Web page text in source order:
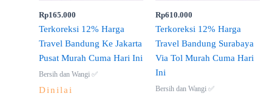
Rp165.000
Terkoreksi 12% Harga
Travel Bandung Ke Jakarta
Pusat Murah Cuma Hari Ini
Bersih dan Wangi ✅
Dinilai
Rp610.000
Terkoreksi 12% Harga
Travel Bandung Surabaya
Via Tol Murah Cuma Hari
Ini
Bersih dan Wangi ✅